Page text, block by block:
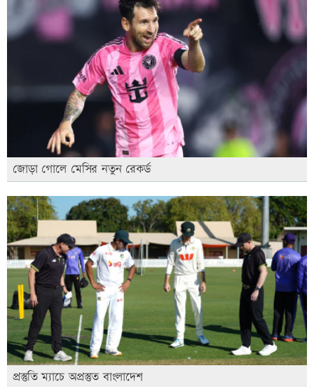
জোড়া গোলে মেসির নতুন রেকর্ড
প্রস্তুতি ম্যাচে অপ্রস্তুত বাংলাদেশ